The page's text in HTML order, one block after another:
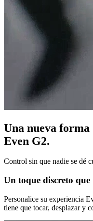
Una nueva
Even G2.
Control sin que nadie se dé
Un toque discreto
Personalice su experiencia
tiene que tocar, desplazar y